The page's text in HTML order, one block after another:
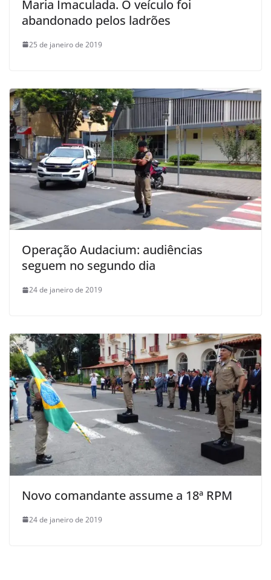
Maria Imaculada. O veículo foi
abandonado pelos ladrões
25 de janeiro de 2019
Operação Audacium: audiências
seguem no segundo dia
24 de janeiro de 2019
Novo comandante assume a 18ª RPM
24 de janeiro de 2019